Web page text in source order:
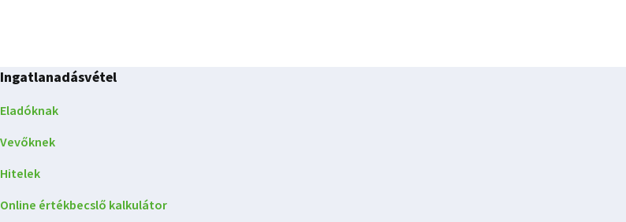
Ingatlanadásvétel
Eladóknak
Vevőknek
Hitelek
Online értékbecslő kalkulátor